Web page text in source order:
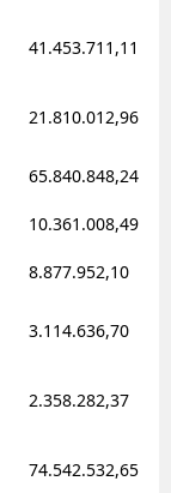
41.453.711,11
21.810.012,96
65.840.848,24
10.361.008,49
8.877.952,10
3.114.636,70
2.358.282,37
74.542.532,65